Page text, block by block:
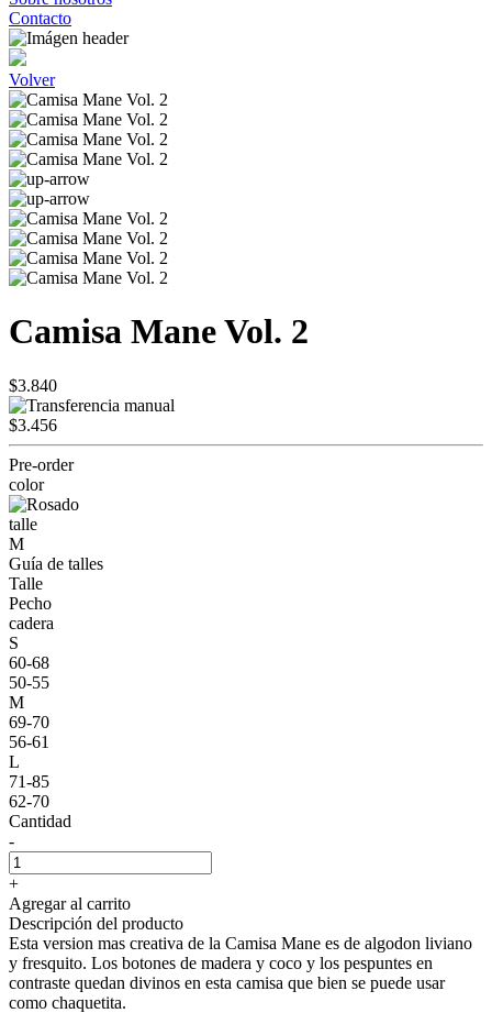
Contacto
Volver
Camisa Mane Vol. 2
$3.840
$3.456
Pre-order
color
talle
M
Guía de talles
Talle
Pecho
cadera
S
60-68
50-55
M
69-70
56-61
L
71-85
62-70
Cantidad
-
+
Agregar al carrito
Descripción del producto
Esta version mas creativa de la Camisa Mane es de algodon liviano
y fresquito. Los botones de madera y coco y los pespuntes en
contraste quedan divinos en esta camisa que bien se puede usar
como chaquetita.